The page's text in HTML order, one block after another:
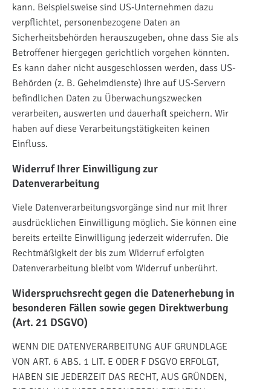
kann. Beispielsweise sind US-Unternehmen dazu
verpflichtet, personenbezogene Daten an
Sicherheitsbehörden herauszugeben, ohne dass Sie als
Betroffener hiergegen gerichtlich vorgehen könnten.
Es kann daher nicht ausgeschlossen werden, dass US-
Behörden (z. B. Geheimdienste) Ihre auf US-Servern
befindlichen Daten zu Überwachungszwecken
verarbeiten, auswerten und dauerhaft speichern. Wir
haben auf diese Verarbeitungstätigkeiten keinen
Einfluss.
Widerruf Ihrer Einwilligung zur
Datenverarbeitung
Viele Datenverarbeitungsvorgänge sind nur mit Ihrer
ausdrücklichen Einwilligung möglich. Sie können eine
bereits erteilte Einwilligung jederzeit widerrufen. Die
Rechtmäßigkeit der bis zum Widerruf erfolgten
Datenverarbeitung bleibt vom Widerruf unberührt.
Widerspruchsrecht gegen die Datenerhebung in
besonderen Fällen sowie gegen Direktwerbung
(Art. 21 DSGVO)
WENN DIE DATENVERARBEITUNG AUF GRUNDLAGE
VON ART. 6 ABS. 1 LIT. E ODER F DSGVO ERFOLGT,
HABEN SIE JEDERZEIT DAS RECHT, AUS GRÜNDEN,